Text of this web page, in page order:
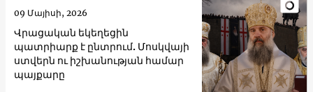
Վրացական եկեղեցին
պատրիարք է ընտրում. Մոսկվայի
ստվերն ու իշխանության համար
պայքարը
09 Մայիսի, 2026